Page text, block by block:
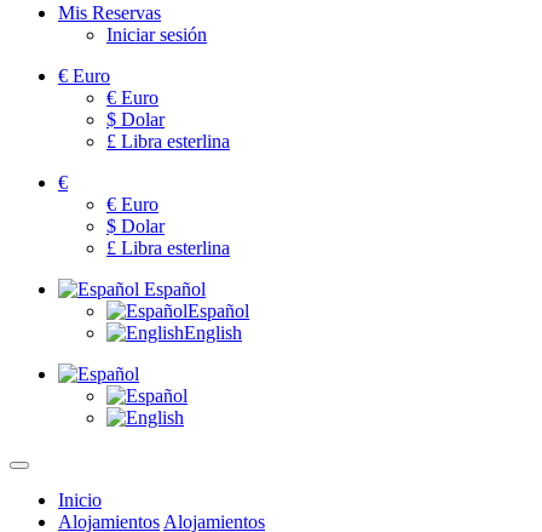
Mis Reservas
Iniciar sesión
€ Euro
€ Euro
$ Dolar
£ Libra esterlina
€
€ Euro
$ Dolar
£ Libra esterlina
Español
Español
English
Inicio
Alojamientos Alojamientos